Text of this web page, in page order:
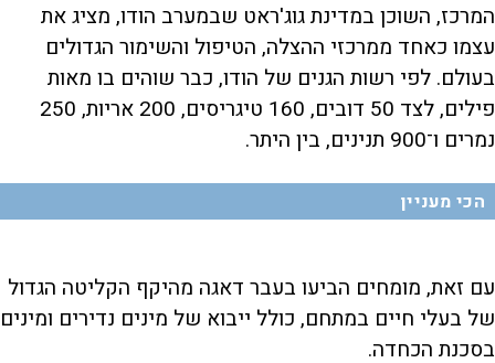
המרכז, השוכן במדינת גוג'ראט שבמערב הודו, מציג את
עצמו כאחד ממרכזי ההצלה, הטיפול והשימור הגדולים
בעולם. לפי רשות הגנים של הודו, כבר שוהים בו מאות
פילים, לצד 50 דובים, 160 טיגריסים, 200 אריות, 250
נמרים ו־900 תנינים, בין היתר.
הכי מעניין
עם זאת, מומחים הביעו בעבר דאגה מהיקף הקליטה הגדול
של בעלי חיים במתחם, כולל ייבוא של מינים נדירים ומינים
בסכנת הכחדה.